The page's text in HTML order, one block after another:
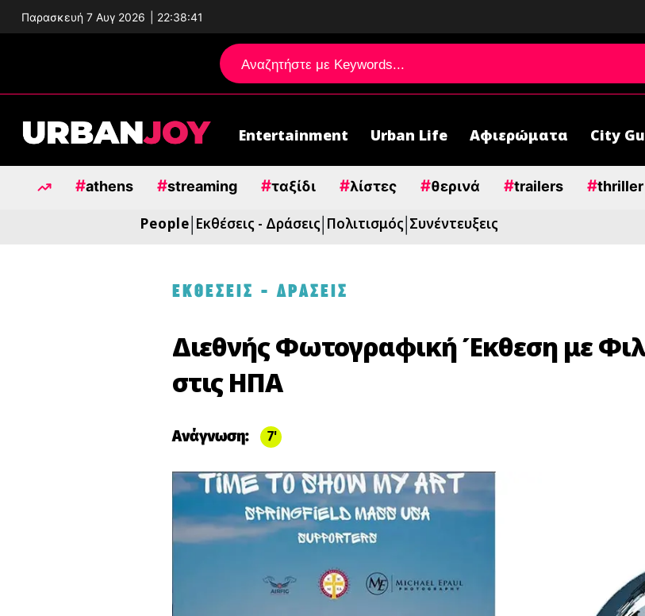
Παρασκευή 7 Αυγ 2026 22:38:42
Μεταπηδήστε
στο
περιεχόμενο
Entertainment Urban Life Αφιερώματα City
#athens #streaming #ταξίδι #λίστες #θερινά #trailers #thriller
People Εκθέσεις - Δράσεις Πολιτισμός Συνέντευξεις
ΕΚΘΕΣΕΙΣ - ΔΡΑΣΕΙΣ
Διεθνής Φωτογραφική Έκθεση με
στις ΗΠΑ
Ανάγνωση: 7